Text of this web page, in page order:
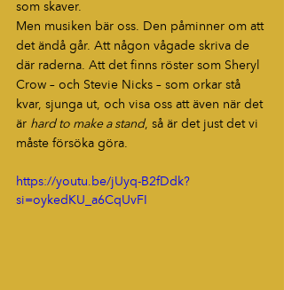
som skaver.
Men musiken bär oss. Den påminner om att
det ändå går. Att någon vågade skriva de
där raderna. Att det finns röster som Sheryl
Crow – och Stevie Nicks – som orkar stå
kvar, sjunga ut, och visa oss att även när det
är hard to make a stand, så är det just det vi
måste försöka göra.
https://youtu.be/jUyq-B2fDdk?
si=oykedKU_a6CqUvFI